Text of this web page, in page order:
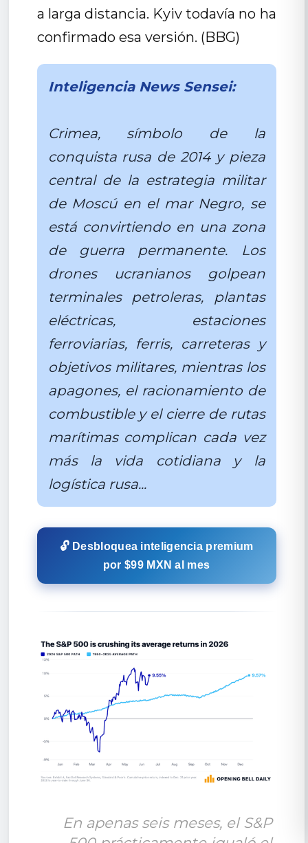
a larga distancia. Kyiv todavía no ha
confirmado esa versión. (BBG)
Inteligencia News Sensei:
Crimea, símbolo de la
conquista rusa de 2014 y pieza
central de la estrategia militar
de Moscú en el mar Negro, se
está convirtiendo en una zona
de guerra permanente. Los
drones ucranianos golpean
terminales petroleras, plantas
eléctricas, estaciones
ferroviarias, ferris, carreteras y
objetivos militares, mientras los
apagones, el racionamiento de
combustible y el cierre de rutas
marítimas complican cada vez
más la vida cotidiana y la
logística rusa...
🔓 Desbloquea inteligencia premium
por $99 MXN al mes
En apenas seis meses, el S&P